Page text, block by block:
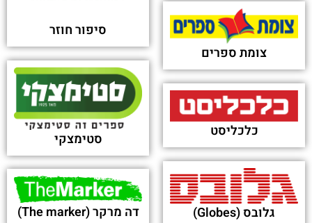
Magen David Adom warns of budget crisis: 'We
won’t be able to provide proper service' -
Ynetnews
פורסם בתאריך 18-09-2024
Health Minister says terrorists treated in Israel
helped rescue hostages - Ynetnews
פורסם בתאריך 16-09-2024
Street in Kharkiv named after Jewish soldier
who died saving children in Israel - Ynetnews
פורסם בתאריך 07-05-2024